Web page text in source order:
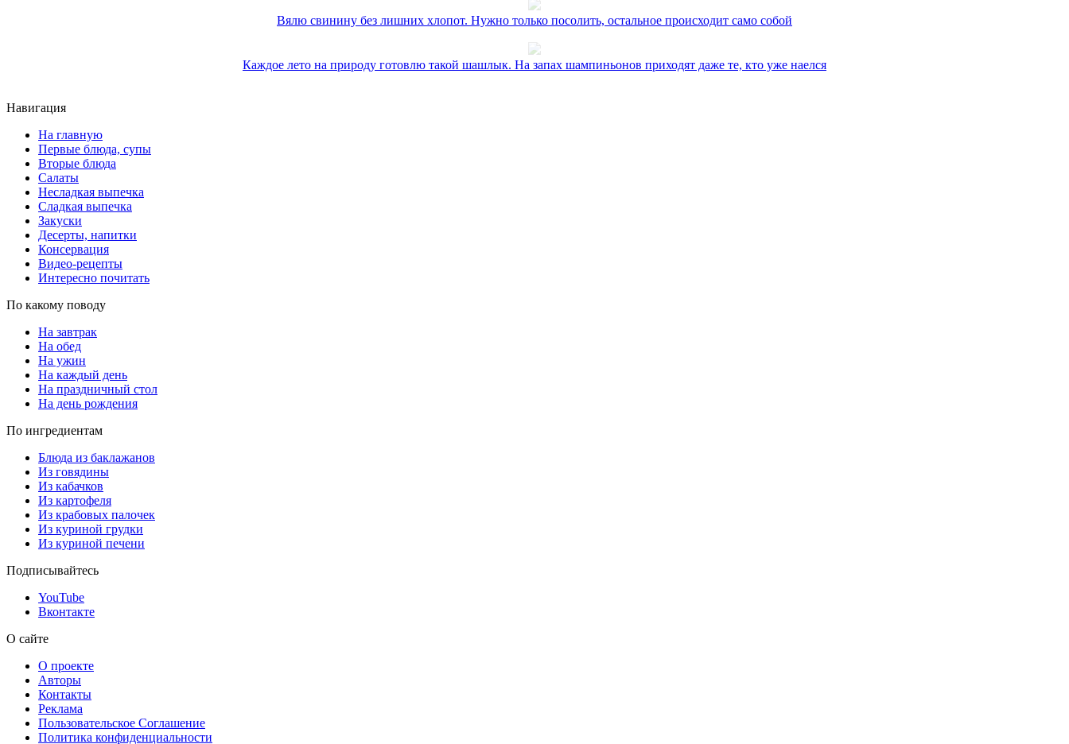
Вялю свинину без лишних хлопот. Нужно только посолить, остальное происходит само собой
Каждое лето на природу готовлю такой шашлык. На запах шампиньонов приходят даже те, кто уже наелся
Навигация
На главную
Первые блюда, супы
Вторые блюда
Салаты
Несладкая выпечка
Сладкая выпечка
Закуски
Десерты, напитки
Консервация
Видео-рецепты
Интересно почитать
По какому поводу
На завтрак
На обед
На ужин
На каждый день
На праздничный стол
На день рождения
По ингредиентам
Блюда из баклажанов
Из говядины
Из кабачков
Из картофеля
Из крабовых палочек
Из куриной грудки
Из куриной печени
Подписывайтесь
YouTube
Вконтакте
О сайте
О проекте
Авторы
Контакты
Реклама
Пользовательское Соглашение
Политика конфиденциальности